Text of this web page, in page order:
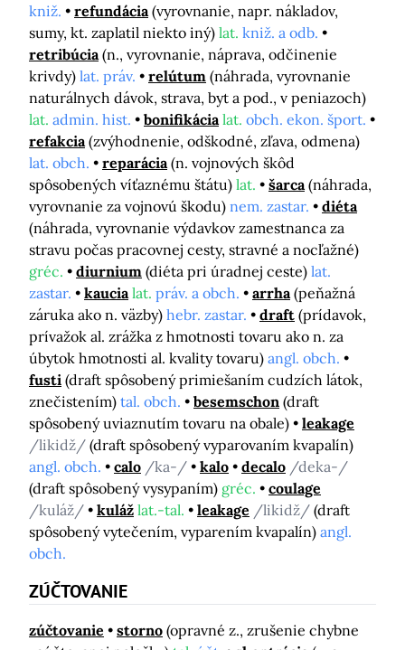
kniž.
refundácia (vyrovnanie, napr. nákladov,
sumy, kt. zaplatil niekto iný) lat. kniž. a odb.
retribúcia (n., vyrovnanie, náprava, odčinenie
krivdy) lat. práv. relútum (náhrada, vyrovnanie
naturálnych dávok, strava, byt a pod., v peniazoch)
lat. admin. hist. bonifikácia lat. obch. ekon. šport.
refakcia (zvýhodnenie, odškodné, zľava, odmena)
lat. obch.
reparácia (n. vojnových škôd
spôsobených víťaznému štátu) lat. šarca (náhrada,
vyrovnanie za vojnovú škodu) nem. zastar.
diéta
(náhrada, vyrovnanie výdavkov zamestnanca za
stravu počas pracovnej cesty, stravné a nocľažné)
gréc.
diurnium (diéta pri úradnej ceste) lat.
zastar.
kaucia lat. práv. a obch. arrha (peňažná
záruka ako n. väzby) hebr. zastar. draft (prídavok,
prívažok al. zrážka z hmotnosti tovaru ako n. za
úbytok hmotnosti al. kvality tovaru) angl. obch.
fusti (draft spôsobený primiešaním cudzích látok,
znečistením) tal. obch. besemschon (draft
spôsobený uviaznutím tovaru na obale)
leakage
/likidž/ (draft spôsobený vyparovaním kvapalín)
angl. obch.
calo /ka-/ kalo decalo /deka-/
(draft spôsobený vysypaním) gréc.
coulage
/kuláž/
kuláž lat.-tal. leakage /likidž/ (draft
spôsobený vytečením, vyparením kvapalín) angl.
obch.
ZÚČTOVANIE
zúčtovanie storno (opravné z., zrušenie chybne